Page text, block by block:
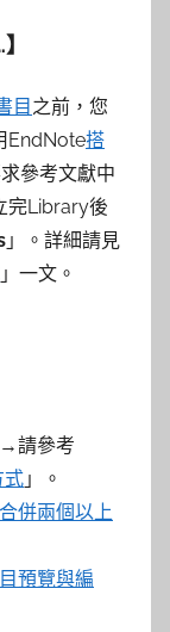
】
目 之前，您
EndNote搭
參考文獻中
完Library後
」。詳細請見
」一文。
→請參考
式 」。
合併兩個以上
預覽與編